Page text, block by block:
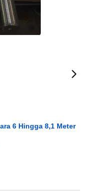
6 Hingga 8,1 Meter